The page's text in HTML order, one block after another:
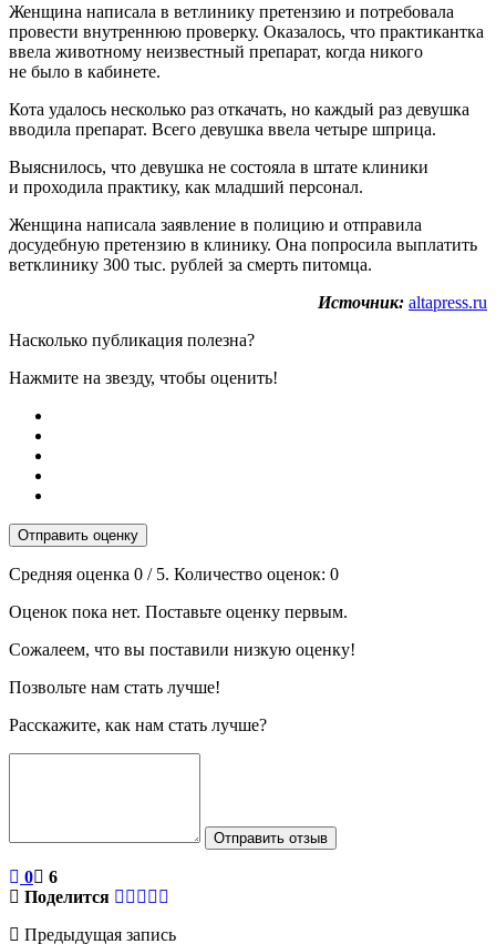
Женщина написала в ветлинику претензию и потребовала
провести внутреннюю проверку. Оказалось, что практикантка
ввела животному неизвестный препарат, когда никого
не было в кабинете.
Кота удалось несколько раз откачать, но каждый раз девушка
вводила препарат. Всего девушка ввела четыре шприца.
Выяснилось, что девушка не состояла в штате клиники
и проходила практику, как младший персонал.
Женщина написала заявление в полицию и отправила
досудебную претензию в клинику. Она попросила выплатить
ветклинику 300 тыс. рублей за смерть питомца.
Источник: altapress.ru
Насколько публикация полезна?
Нажмите на звезду, чтобы оценить!
Отправить оценку
Средняя оценка 0 / 5. Количество оценок: 0
Оценок пока нет. Поставьте оценку первым.
Сожалеем, что вы поставили низкую оценку!
Позвольте нам стать лучше!
Расскажите, как нам стать лучше?
Отправить отзыв
0
6
Поделится
Предыдущая запись